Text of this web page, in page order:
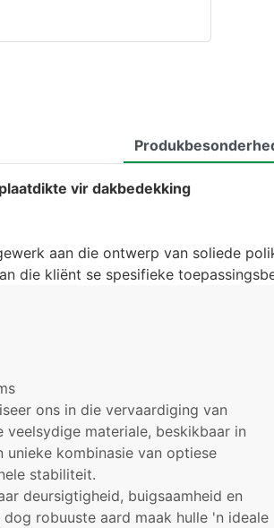
vir dakbedekking
aan die ontwerp van soliede
die kliënt se spesifieke
ons in die vervaardiging van
materiale, beskikbaar in
kombinasie van optiese
stabiliteit.
deursigtigheid, buigsaamheid en
robuuste aard maak hulle 'n ideale